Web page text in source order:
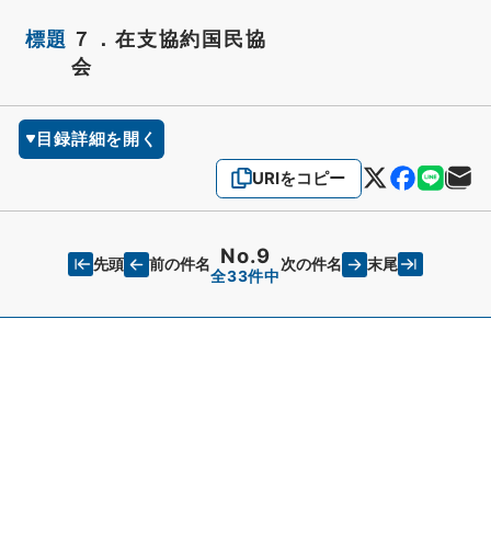
標題 ７．在支協約国民協
会
目録詳細を開く
URIをコピー
先頭 前の件名 No.9
全33件中
次の件名 末尾